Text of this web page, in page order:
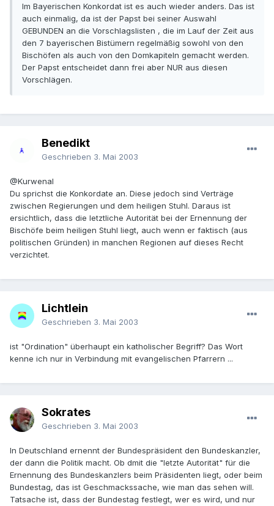
Im Bayerischen Konkordat ist es auch wieder anders. Das ist
auch einmalig, da ist der Papst bei seiner Auswahl
GEBUNDEN an die Vorschlagslisten , die im Lauf der Zeit aus
den 7 bayerischen Bistümern regelmäßig sowohl von den
Bischöfen als auch von den Domkapiteln gemacht werden.
Der Papst entscheidet dann frei aber NUR aus diesen
Vorschlägen.
Benedikt
Geschrieben 3. Mai 2003
@Kurwenal
Du sprichst die Konkordate an. Diese jedoch sind Verträge
zwischen Regierungen und dem heiligen Stuhl. Daraus ist
ersichtlich, dass die letztliche Autorität bei der Ernennung der
Bischöfe beim heiligen Stuhl liegt, auch wenn er faktisch (aus
politischen Gründen) in manchen Regionen auf dieses Recht
verzichtet.
Lichtlein
Geschrieben 3. Mai 2003
ist "Ordination" überhaupt ein katholischer Begriff? Das Wort
kenne ich nur in Verbindung mit evangelischen Pfarrern ...
Sokrates
Geschrieben 3. Mai 2003
In Deutschland ernennt der Bundespräsident den Bundeskanzler,
der dann die Politik macht. Ob dmit die "letzte Autorität" für die
Ernennung des Bundeskanzlers beim Präsidenten liegt, oder beim
Bundestag, das ist Geschmackssache, wie man das sehen will.
Tatsache ist, dass der Bundestag festlegt, wer es wird, und nur